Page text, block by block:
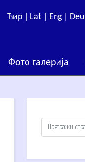
Ћир | Lat | Eng | Deu
Фото галерија